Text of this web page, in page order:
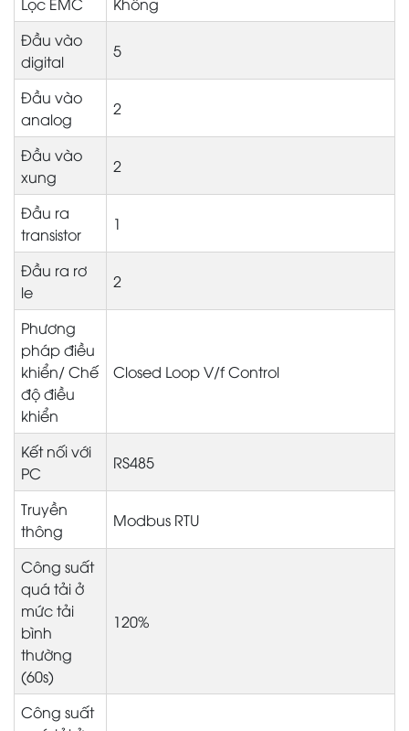
Lọc EMC
Không
Đầu vào
digital
5
Đầu vào
analog
2
Đầu vào
xung
2
Đầu ra
transistor
1
Đầu ra rơ
le
2
Phương
pháp điều
khiển/ Chế
độ điều
khiển
Closed Loop V/f Control
Kết nối với
PC
RS485
Truyền
thông
Modbus RTU
Công suất
quá tải ở
mức tải
bình
thường
(60s)
120%
Công suất